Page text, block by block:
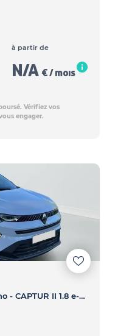
à partir de
N/A € / mois
Vérifiez vos
engager.
1.8 e-tech full hybrid 160 techno - CAPTUR II 1.8 e-tech full hybrid 160 techno